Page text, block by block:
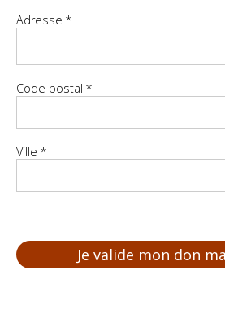
Adresse *
Code postal *
Ville *